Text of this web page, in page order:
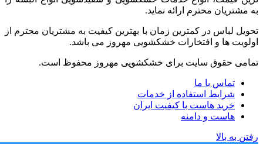
به مشتریان محترم ارائه نماید.
تحویل لباس در کمترین زمان با بهترین کیفیت به مشتریان محترم از
اولویت ها و افتخارات خشکشویی مهروز می باشد.
تمامی حقوق سایت برای خشکشویی مهروز محفوظ است.
تماس با ما
شرایط استفاده از خدمات
خرید هاست با کیفیت ایران
هاست و دامنه
رفتن به بالا